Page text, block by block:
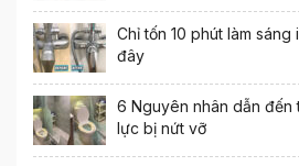
Chỉ tốn 10 phút làm
đây
6 Nguyên nhân dẫn đến
lực bị nứt vỡ